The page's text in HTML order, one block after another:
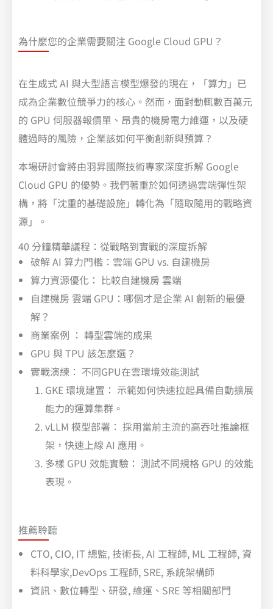
為什麼您的企業需要關注 Google Cloud GPU？
在生成式 AI 與大型語言模型爆發的現在，「算力」已
成為企業數位競爭力的核心。然而，面對動輒數百萬元
的 GPU 伺服器報價單、昂貴的機房電力維運，以及硬
體過時的風險，企業該如何平衡創新與預算？
本場研討會將由羽昇國際技術專家深度拆解 Google
Cloud GPU 的優勢。我們著重於如何透過雲端彈性架
構，將「沈重的基礎設施」轉化為「隨取隨用的戰略資
源」。
40 分鐘精華議程：從戰略到實戰的深度拆解
破解 AI 算力門檻：雲端 GPU vs. 自建機房
算力資源優化： 比較自建機房 雲端
自建機房 雲端 GPU：哪個才是企業 AI 創新的最優
解？
商業案例 ： 轉型雲端的成果
GPU 與 TPU 該怎麼選？
實戰演練： 不同GPU在雲環境效能測試
GKE 環境建置： 示範如何快速拉起具備自動擴展
能力的運算集群。
vLLM 模型部署： 採用當前主流的高吞吐推論框
架，快速上線 AI 應用。
多樣 GPU 效能實驗： 測試不同規格 GPU 的效能
表現。
推薦聆聽
CTO, CIO, IT 總監, 技術長, AI 工程師, ML 工程師, 資
料科學家,DevOps 工程師, SRE, 系統架構師
資訊、數位轉型、研發, 維運、SRE 等相關部門